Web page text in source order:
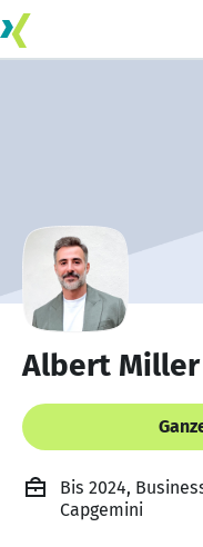
Albert Miller
Bis 2024,
Capgemini